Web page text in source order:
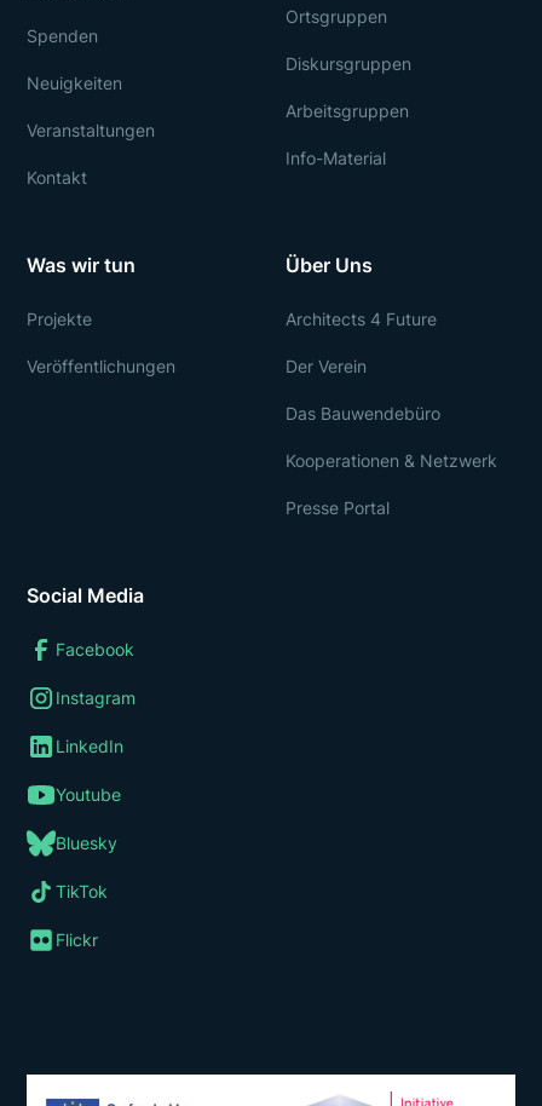
Spenden
Neuigkeiten
Veranstaltungen
Kontakt
Ortsgruppen
Diskursgruppen
Arbeitsgruppen
Info-Material
Social Media
Facebook
Instagram
LinkedIn
Youtube
Bluesky
TikTok
Flickr
Was wir tun
Projekte
Veröffentlichungen
Über Uns
Architects 4 Future
Der Verein
Das Bauwendebüro
Kooperationen & Netzwerk
Presse Portal